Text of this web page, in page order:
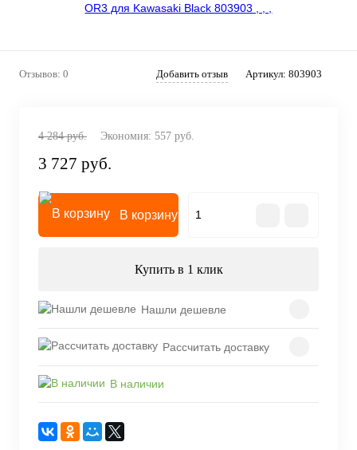
Отзывов: 0 Добавить отзыв Артикул: 803903
4 284 руб. Экономия: 557 руб.
3 727 руб.
В корзину
Купить в 1 клик
Нашли дешевле
Рассчитать доставку
В наличии